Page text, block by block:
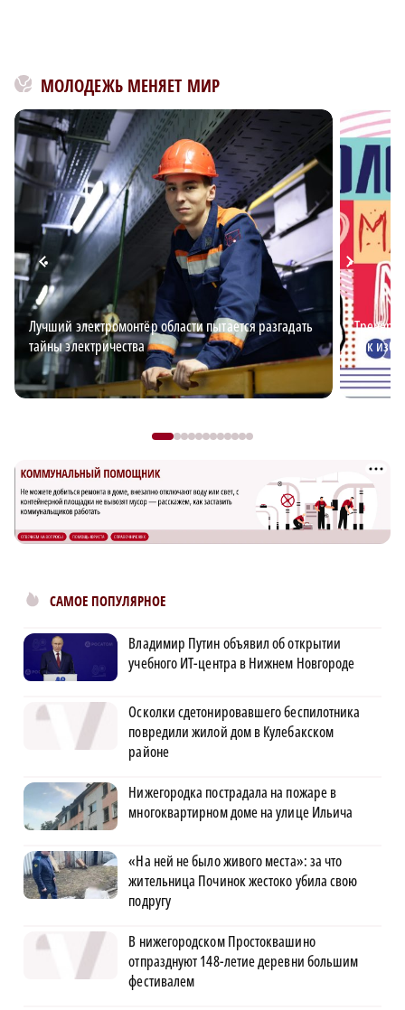
МОЛОДЕЖЬ МЕНЯЕТ МИР
Лучший электромонтёр области пытается разгадать
тайны электричества
Тренер
как
САМОЕ ПОПУЛЯРНОЕ
Владимир Путин объявил об открытии
учебного ИТ-центра в Нижнем Новгороде
Осколки сдетонировавшего беспилотника
повредили жилой дом в Кулебакском
районе
Нижегородка пострадала на пожаре в
многоквартирном доме на улице Ильича
«На ней не было живого места»: за что
жительница Починок жестоко убила свою
подругу
В нижегородском Простоквашино
отпразднуют 148-летие деревни большим
фестивалем